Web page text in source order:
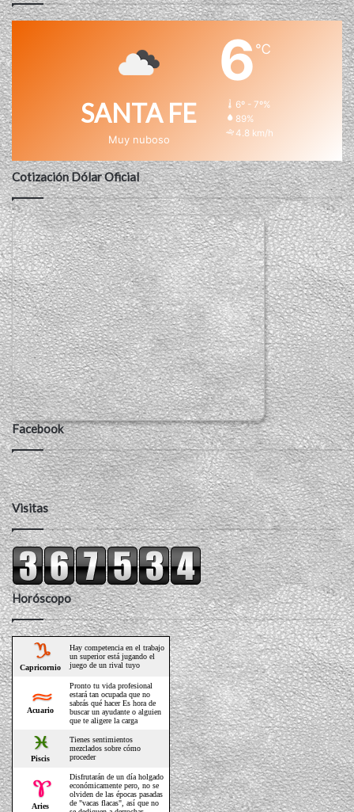
SANTA FE
Muy nuboso
6℃
6º - 7º%
89%
4.8 km/h
Cotización Dólar Oficial
Facebook
Visitas
Horóscopo